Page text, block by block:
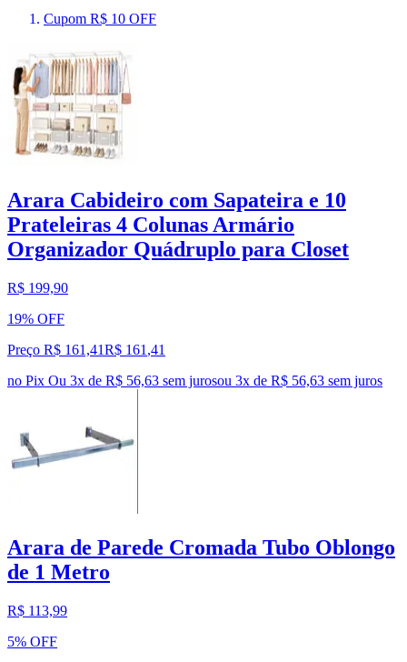
Cupom R$ 10 OFF
Arara Cabideiro com Sapateira e 10
Prateleiras 4 Colunas Armário
Organizador Quádruplo para Closet
R$ 199,90
19% OFF
Preço R$ 161,41R$ 161 ,41
no Pix Ou 3x de R$ 56,63 sem jurosou 3x de R$ 56,63 sem juros
Arara de Parede Cromada Tubo Oblongo
de 1 Metro
R$ 113,99
5% OFF